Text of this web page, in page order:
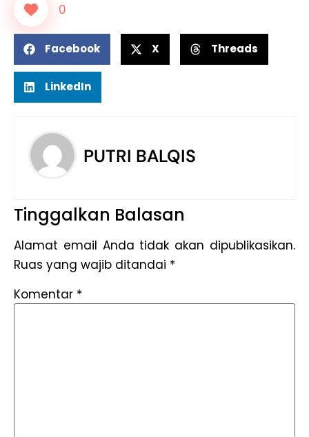
0
Facebook X Threads
LinkedIn
PUTRI BALQIS
Tinggalkan Balasan
Alamat email Anda tidak akan dipublikasikan.
Ruas yang wajib ditandai *
Komentar *